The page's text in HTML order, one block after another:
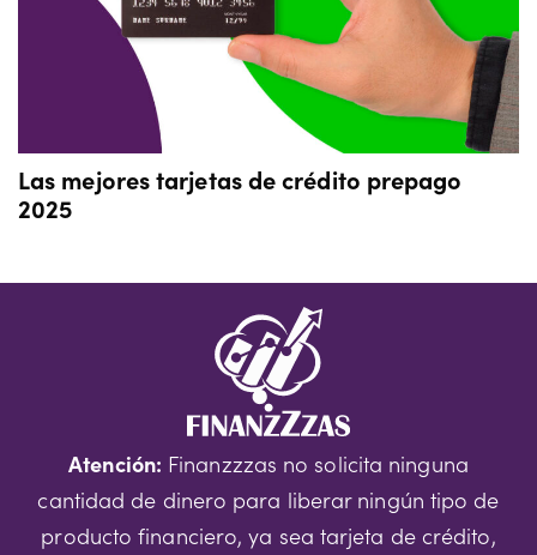
Las mejores tarjetas de crédito prepago
2025
Atención: Finanzzzas no solicita ninguna
cantidad de dinero para liberar ningún tipo de
producto financiero, ya sea tarjeta de crédito,